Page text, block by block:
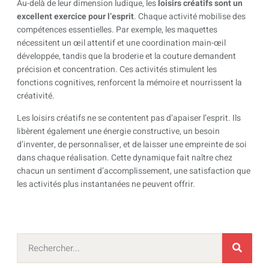
Au-delà de leur dimension ludique, lesloisirs créatifs sont un
excellent exercice pour l’esprit. Chaque activité mobilise des
compétences essentielles. Par exemple, les maquettes
nécessitent un œil attentif et une coordination main-œil
développée, tandis que la broderie et la couture demandent
précision et concentration. Ces activités stimulent les
fonctions cognitives, renforcent la mémoire et nourrissent la
créativité.
Les loisirs créatifs ne se contentent pas d’apaiser l’esprit. Ils
libèrent également une énergie constructive, un besoin
d’inventer, de personnaliser, et de laisser une empreinte de soi
dans chaque réalisation. Cette dynamique fait naître chez
chacun un sentiment d’accomplissement, une satisfaction que
les activités plus instantanées ne peuvent offrir.